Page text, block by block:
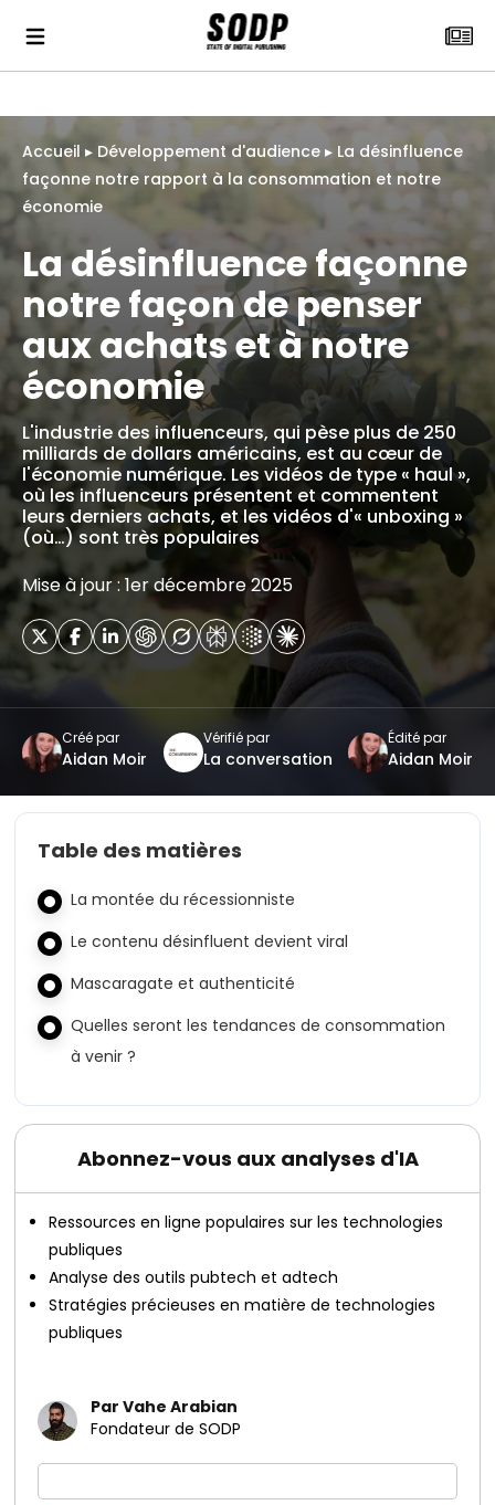
Accueil ▸ Développement d'audience ▸ La désinfluence
façonne notre rapport à la consommation et notre
économie
La désinfluence façonne
notre façon de penser
aux achats et à notre
économie
L'industrie des influenceurs, qui pèse plus de 250
milliards de dollars américains, est au cœur de
l'économie numérique. Les vidéos de type « haul »,
où les influenceurs présentent et commentent
leurs derniers achats, et les vidéos d'« unboxing »
(où…) sont très populaires
Mise à jour : 1er décembre 2025
Créé par
Aidan Moir
Vérifié par
La conversation
Édité par
Aidan Moir
Table des matières
La montée du récessionniste
Le contenu désinfluent devient viral
Mascaragate et authenticité
Quelles seront les tendances de consommation
à venir ?
Abonnez-vous aux analyses d'IA
Ressources en ligne populaires sur les technologies
publiques
Analyse des outils pubtech et adtech
Stratégies précieuses en matière de technologies
publiques
Par Vahe Arabian
Fondateur de SODP